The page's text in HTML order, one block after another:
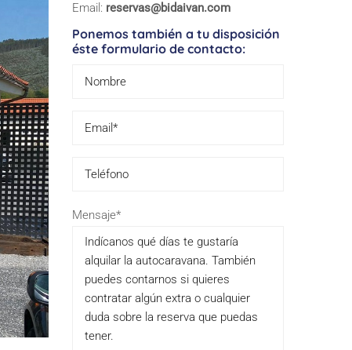
Email: reservas@bidaivan.com
Ponemos también a tu disposición
éste formulario de contacto:
Please
leave
this
field
empty.
Mensaje*